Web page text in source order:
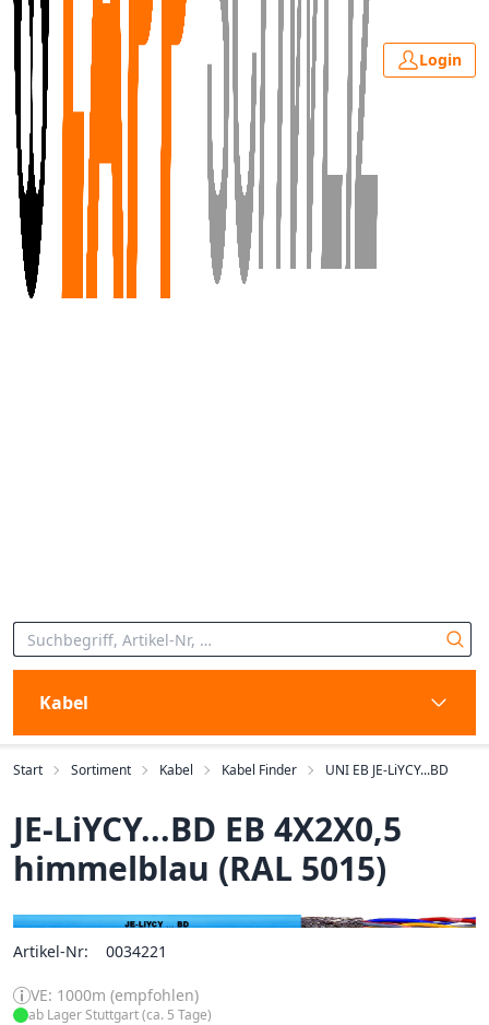
Login
Kabel
Start Sortiment Kabel Kabel Finder UNI EB JE-LiYCY...BD
JE-LiYCY...BD EB 4X2X0,5
himmelblau (RAL 5015)
Artikel-Nr: 0034221
VE: 1000m (empfohlen)
ab Lager Stuttgart (ca. 5 Tage)